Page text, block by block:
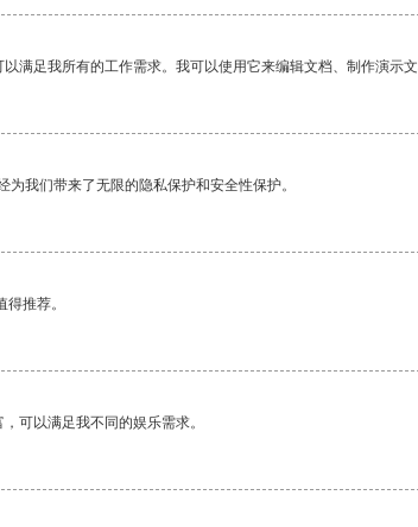
满足我所有的工作需求。我可以使用它来编辑文档、制作演示文
为我们带来了无限的隐私保护和安全性保护。
推荐。
可以满足我不同的娱乐需求。